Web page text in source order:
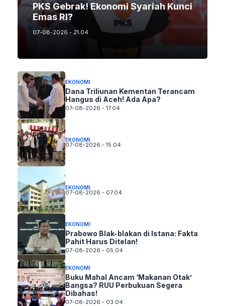
PKS Gebrak! Ekonomi Syariah Kunci
Emas RI?
07-08-2026 - 21.04
EKONOMI
Dana Triliunan Kementan Terancam
Hangus di Aceh! Ada Apa?
07-08-2026 - 17.04
EKONOMI
07-08-2026 - 15.04
EKONOMI
07-08-2026 - 07.04
EKONOMI
Prabowo Blak-blakan di Istana: Fakta
Pahit Harus Ditelan!
07-08-2026 - 05.04
EKONOMI
Buku Mahal Ancam ‘Makanan Otak’
Bangsa? RUU Perbukuan Segera
Dibahas!
07-08-2026 - 03.04